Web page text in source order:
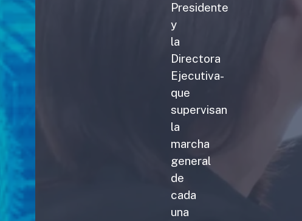
Presidente
y
la
Directora
Ejecutiva-
que
supervisan
la
marcha
general
de
cada
una